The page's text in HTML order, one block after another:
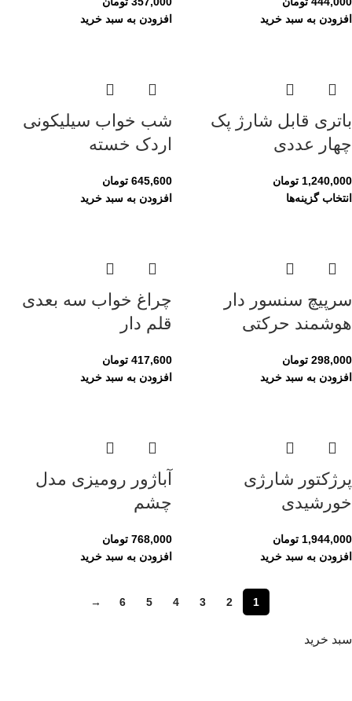
سبد خرید
افزودن به سبد خرید
افزودن به سبد خرید
باتری قابل شارژ پک
چهار عددی
1,240,000 تومان
انتخاب گزینه‌ها
شب خواب سیلیکونی
اردک خسته
645,600 تومان
افزودن به سبد خرید
سرپیچ سنسور دار
هوشمند حرکتی
298,000 تومان
افزودن به سبد خرید
چراغ خواب سه بعدی
قلم دار
417,600 تومان
افزودن به سبد خرید
پرژکتور شارژی
خورشیدی
1,944,000 تومان
افزودن به سبد خرید
آباژور رومیزی مدل
چشم
768,000 تومان
افزودن به سبد خرید
1
2
3
4
5
6
→